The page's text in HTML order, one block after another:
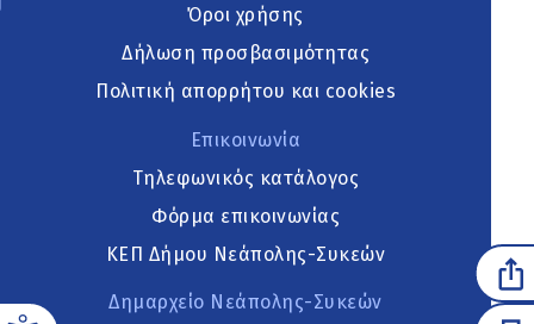
Όροι χρήσης
Δήλωση προσβασιμότητας
Πολιτική απορρήτου και cookies
Επικοινωνία
Τηλεφωνικός κατάλογος
Φόρμα επικοινωνίας
ΚΕΠ Δήμου Νεάπολης-Συκεών
Δημαρχείο Νεάπολης-Συκεών